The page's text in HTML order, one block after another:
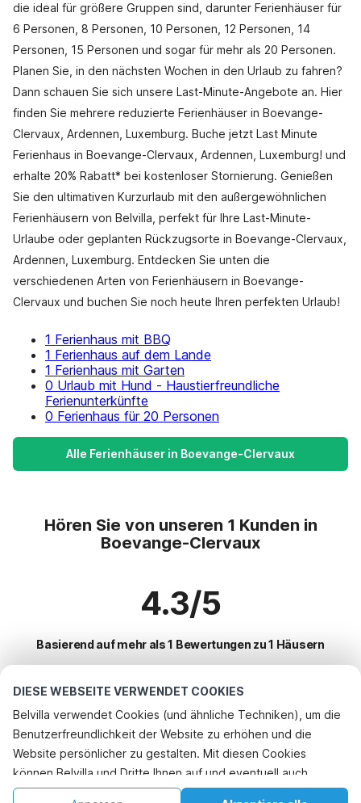
DIESE WEBSEITE VERWENDET COOKIES
Belvilla verwendet Cookies (und ähnliche Techniken), um die
Benutzerfreundlichkeit der Website zu erhöhen und die
Website persönlicher zu gestalten. Mit diesen Cookies
können Belvilla und Dritte Ihnen auf und eventuell auch
außerhalb unserer Website folgen, um Werbung Ihren
die ideal für größere Gruppen sind, darunter Ferienhäuser für
6 Personen, 8 Personen, 10 Personen, 12 Personen, 14
Personen, 15 Personen und sogar für mehr als 20 Personen.
Planen Sie, in den nächsten Wochen in den Urlaub zu fahren?
Dann schauen Sie sich unsere Last-Minute-Angebote an. Hier
finden Sie mehrere reduzierte Ferienhäuser in Boevange-
Clervaux, Ardennen, Luxemburg. Buche jetzt Last Minute
Ferienhaus in Boevange-Clervaux, Ardennen, Luxemburg! und
erhalte 20% Rabatt* bei kostenloser Stornierung. Genießen
Sie den ultimativen Kurzurlaub mit den außergewöhnlichen
Ferienhäusern von Belvilla, perfekt für Ihre Last-Minute-
Urlaube oder geplanten Rückzugsorte in Boevange-Clervaux,
Ardennen, Luxemburg. Entdecken Sie unten die
verschiedenen Arten von Ferienhäusern in Boevange-
Clervaux und buchen Sie noch heute Ihren perfekten Urlaub!
1 Ferienhaus mit BBQ
1 Ferienhaus auf dem Lande
1 Ferienhaus mit Garten
0 Urlaub mit Hund - Haustierfreundliche
Ferienunterkünfte
0 Ferienhaus für 20 Personen
Alle Ferienhäuser in Boevange-Clervaux
Hören Sie von unseren 1 Kunden in
Boevange-Clervaux
4.3/5
Basierend auf mehr als 1 Bewertungen zu 1 Häusern
Beliebteste Reiseziele für Urlaub
Top-Städte mit Top-Annehmlichkeiten für den Urlaub
Ferienhaus auf einem Ferienpark parc-hosingen
Ferienhaus mit BBQ boevange-clervaux
Beliebte Ausstattungen für Urlaub in Boevange-clervaux
Ferienhaus mit BBQ